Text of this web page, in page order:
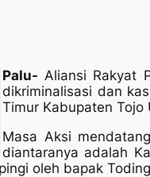
Palu- Aliansi Rakyat
dikriminalisasi dan
Timur Kabupaten Tojo
Masa Aksi
diantaranya adalah
oleh bapak